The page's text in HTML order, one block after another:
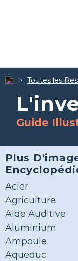
Toutes les
Guide
Plus
Acier
Agriculture
Aide Auditive
Aluminium
Ampoule
Aqueduc